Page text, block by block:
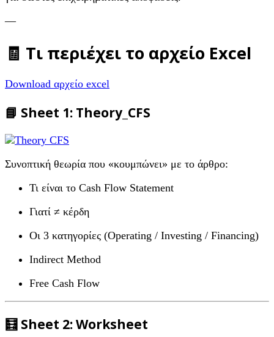
—
🧾 Τι περιέχει το αρχείο Excel
Download αρχείο excel
📘 Sheet 1: Theory_CFS
Συνοπτική θεωρία που «κουμπώνει» με το άρθρο:
Τι είναι το Cash Flow Statement
Γιατί ≠ κέρδη
Οι 3 κατηγορίες (Operating / Investing / Financing)
Indirect Method
Free Cash Flow
🧮 Sheet 2:Worksheet